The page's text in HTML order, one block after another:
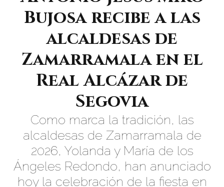
Bujosa recibe a las
alcaldesas de
Zamarramala en el
Real Alcázar de
Segovia
Como marca la tradición, las
alcaldesas de Zamarramala de
2026, Yolanda y María de los
Ángeles Redondo, han anunciado
hoy la celebración de la fiesta en